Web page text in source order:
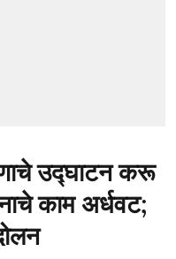
उद्घाटन करू
काम अर्धवट;